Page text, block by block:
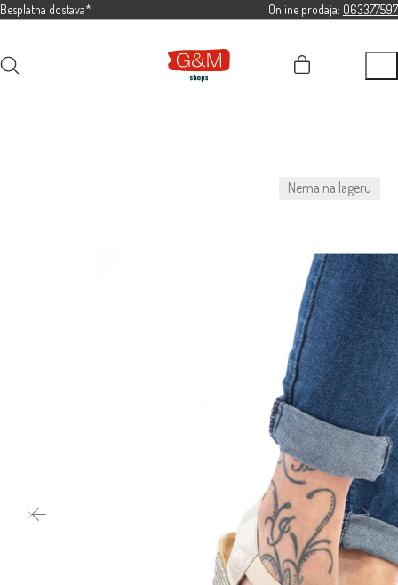
Besplatna dostava* Online prodaja: 063377597
Nema na lageru